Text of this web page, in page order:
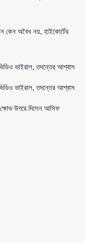
কেন অবৈধ নয়, হাইকোর্টের
ভাইরাল, তদন্তের আশ্বাস
ভাইরাল, তদন্তের আশ্বাস
উগরে দিলেন আসিফ